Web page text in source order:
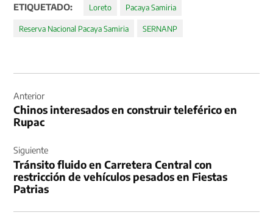
ETIQUETADO: Loreto Pacaya Samiria
Reserva Nacional Pacaya Samiria SERNANP
de
entradas
Anterior
Chinos interesados en construir teleférico en
Rupac
Siguiente
Tránsito fluido en Carretera Central con
restricción de vehículos pesados en Fiestas
Patrias